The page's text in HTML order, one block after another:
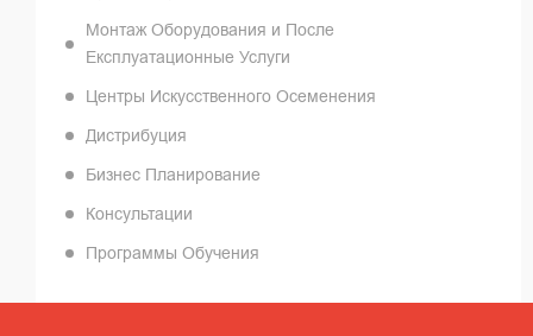
Монтаж Оборудования и После
Експлуатационные Услуги
Центры Искусственного Осеменения
Дистрибуция
Бизнес Планирование
Консультации
Программы Обучения